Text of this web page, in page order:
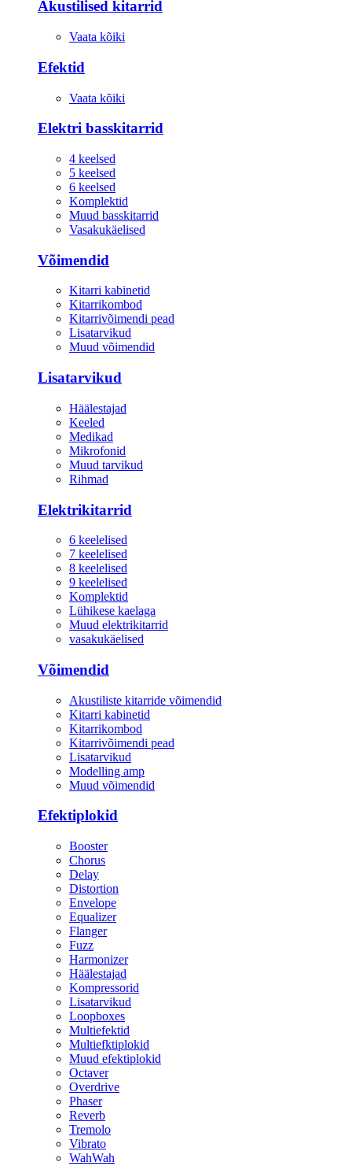
Akustilised kitarrid
Vaata kõiki
Efektid
Vaata kõiki
Elektri basskitarrid
4 keelsed
5 keelsed
6 keelsed
Komplektid
Muud basskitarrid
Vasakukäelised
Võimendid
Kitarri kabinetid
Kitarrikombod
Kitarrivõimendi pead
Lisatarvikud
Muud võimendid
Lisatarvikud
Häälestajad
Keeled
Medikad
Mikrofonid
Muud tarvikud
Rihmad
Elektrikitarrid
6 keelelised
7 keelelised
8 keelelised
9 keelelised
Komplektid
Lühikese kaelaga
Muud elektrikitarrid
vasakukäelised
Võimendid
Akustiliste kitarride võimendid
Kitarri kabinetid
Kitarrikombod
Kitarrivõimendi pead
Lisatarvikud
Modelling amp
Muud võimendid
Efektiplokid
Booster
Chorus
Delay
Distortion
Envelope
Equalizer
Flanger
Fuzz
Harmonizer
Häälestajad
Kompressorid
Lisatarvikud
Loopboxes
Multiefektid
Multiefktiplokid
Muud efektiplokid
Octaver
Overdrive
Phaser
Reverb
Tremolo
Vibrato
WahWah